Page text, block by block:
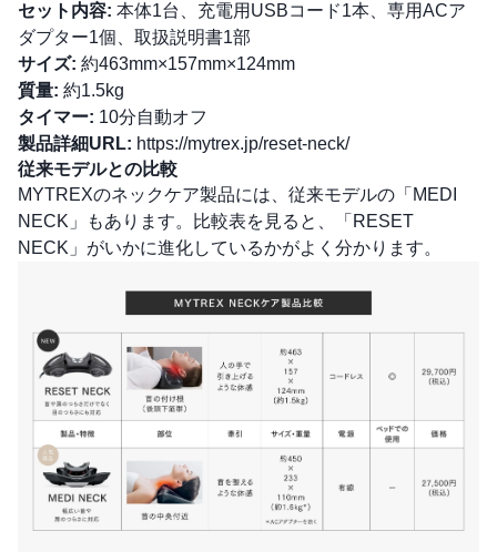
セット内容: 本体1台、充電用USBコード1本、専用ACア
ダプター1個、取扱説明書1部
サイズ: 約463mm×157mm×124mm
質量: 約1.5kg
タイマー: 10分自動オフ
製品詳細URL: https://mytrex.jp/reset-neck/
従来モデルとの比較
MYTREXのネックケア製品には、従来モデルの「MEDI
NECK」もあります。比較表を見ると、「RESET
NECK」がいかに進化しているかがよく分かります。